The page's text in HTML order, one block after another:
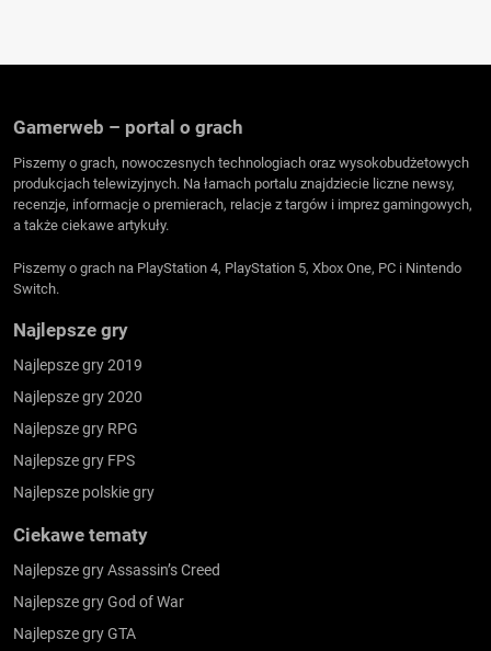
Gamerweb – portal o grach
Piszemy o grach, nowoczesnych technologiach oraz wysokobudżetowych
produkcjach telewizyjnych. Na łamach portalu znajdziecie liczne newsy,
recenzje, informacje o premierach, relacje z targów i imprez gamingowych,
a także ciekawe artykuły.
Piszemy o grach na PlayStation 4, PlayStation 5, Xbox One, PC i Nintendo
Switch.
Najlepsze gry
Najlepsze gry 2019
Najlepsze gry 2020
Najlepsze gry RPG
Najlepsze gry FPS
Najlepsze polskie gry
Ciekawe tematy
Najlepsze gry Assassin’s Creed
Najlepsze gry God of War
Najlepsze gry GTA